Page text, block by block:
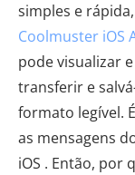
simples e
Coolmuster iOS
pode visualizar
transferir e
formato legível.
as mensagens
iOS . Então, por